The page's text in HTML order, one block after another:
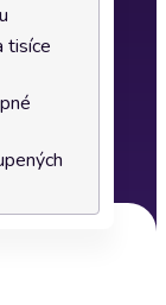
tisíce